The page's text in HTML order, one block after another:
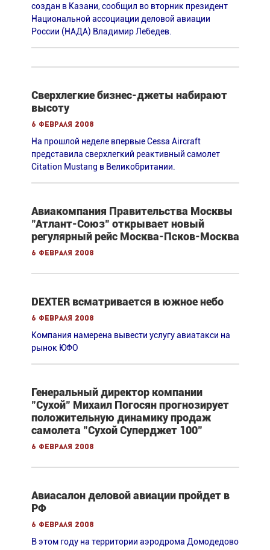
создан в Казани, сообщил во вторник президент
Национальной ассоциации деловой авиации
России (НАДА) Владимир Лебедев.
Сверхлегкие бизнес-джеты набирают
высоту
6 февраля 2008
На прошлой неделе впервые Cessa Aircraft
представила сверхлегкий реактивный самолет
Citation Mustang в Великобритании.
Авиакомпания Правительства Москвы
"Атлант-Союз" открывает новый
регулярный рейс Москва-Псков-Москва
6 февраля 2008
DEXTER всматривается в южное небо
6 февраля 2008
Компания намерена вывести услугу авиатакси на
рынок ЮФО
Генеральный директор компании
"Сухой" Михаил Погосян прогнозирует
положительную динамику продаж
самолета "Сухой Суперджет 100"
6 февраля 2008
Авиасалон деловой авиации пройдет в
РФ
6 февраля 2008
В этом году на территории аэродрома Домодедово